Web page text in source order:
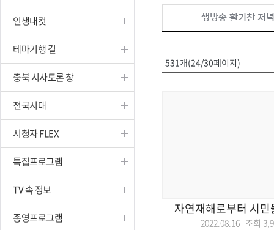
보은
옥천
시청자 FLEX
특집프로그램
인생내컷
테마기행 길
충북 시사토론 창
전국시대
시청자 FLEX
특집프로그램
TV 속 정보
종영프로그램
생방송 활기찬 저녁
531개(24/30페이지)
자연재해로부터 시
2022.08.16 조회